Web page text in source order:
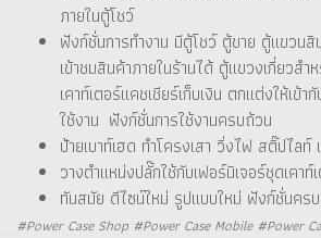
ภายในตู้โชว์
ฟังก์ชั่นการทำงาน มีตู้โชว์ ตู้ขาย ตู้แขวนสิ
เข้าชมสินค้าภายในร้านได้ ตู้แขวงเกี่ยวส
เคาท์เตอร์แคชเชียร์เก็บเงิน ตกแต่งให้เข้
ใช้งาน ฟังก์ชั่นการใช้งานครบถ้วน
ป้ายเบาท์เฮด ทำโครงเสา วิ่งไฟ สติ๊ปไลท์
วางตำแหน่งปลั๊กใช้กับเฟอร์นิเจอร์ชุดเคาท์
ทันสมัย ดีไซน์ใหม่ รูปแบบใหม่ ฟังก์ชั่นคร
#Power Case Shop #Power Case Mobile #Power